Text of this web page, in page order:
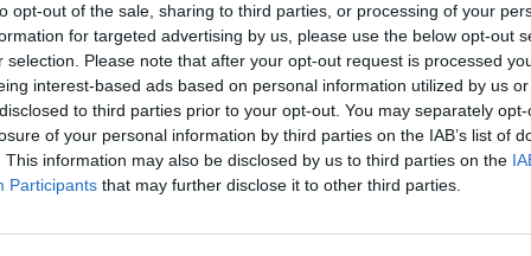
opt-out of the sale, sharing to third parties, or processing of your
for targeted advertising by us, please use the below opt-out
selection. Please note that after your opt-out request is processed
interest-based ads based on personal information utilized by us
to third parties prior to your opt-out. You may separately
of your personal information by third parties on the IAB’s list of
This information may also be disclosed by us to third parties on the
Participants that may further disclose it to other third parties.